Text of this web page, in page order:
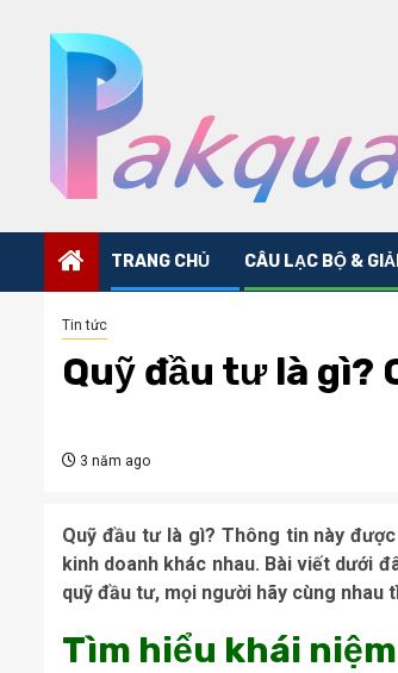
TRANG CHỦ CÂU LẠC BỘ &
Tin tức
Quỹ đầu tư là gì?
3 năm ago
Quỹ đầu tư là gì? Thông tin này
kinh doanh khác nhau. Bài viết dưới
quỹ đầu tư, mọi người hãy cùng nhau
Tìm hiểu khái